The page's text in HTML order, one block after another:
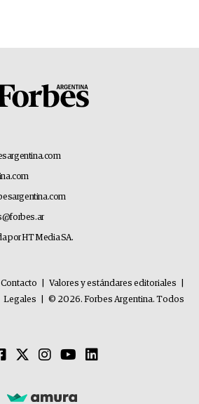
por HT Media SA.
Contacto Valores y estándares editoriales
Legales
© 2026. Forbes Argentina. Todos